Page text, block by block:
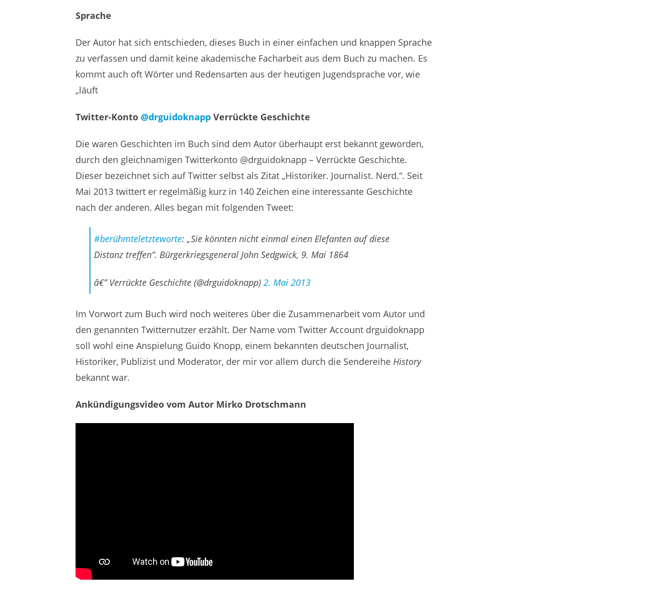
Sprache
Der Autor hat sich entschieden, dieses Buch in einer einfachen und knappen Sprache
zu verfassen und damit keine akademische Facharbeit aus dem Buch zu machen. Es
kommt auch oft Wörter und Redensarten aus der heutigen Jugendsprache vor, wie
„läuft
Twitter-Konto @drguidoknapp Verrückte Geschichte
Die waren Geschichten im Buch sind dem Autor überhaupt erst bekannt geworden,
durch den gleichnamigen Twitterkonto @drguidoknapp – Verrückte Geschichte.
Dieser bezeichnet sich auf Twitter selbst als Zitat „Historiker. Journalist. Nerd.“. Seit
Mai 2013 twittert er regelmäßig kurz in 140 Zeichen eine interessante Geschichte
nach der anderen. Alles began mit folgenden Tweet:
#berühmteletzteworte: „Sie könnten nicht einmal einen Elefanten auf diese
Distanz treffen“. Bürgerkriegsgeneral John Sedgwick, 9. Mai 1864
â€” Verrückte Geschichte (@drguidoknapp) 2. Mai 2013
Im Vorwort zum Buch wird noch weiteres über die Zusammenarbeit vom Autor und
den genannten Twitternutzer erzählt. Der Name vom Twitter Account drguidoknapp
soll wohl eine Anspielung Guido Knopp, einem bekannten deutschen Journalist,
Historiker, Publizist und Moderator, der mir vor allem durch die Sendereihe History
bekannt war.
Ankündigungsvideo vom Autor Mirko Drotschmann